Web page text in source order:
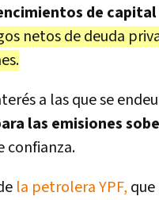
de
netos de deuda
a las que se
las emisiones
confianza.
la petrolera YPF,